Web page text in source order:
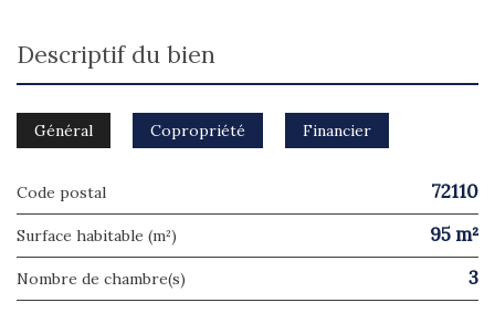
descriptif du bien
Général Copropriété Financier
Code postal 72110
Surface habitable (m²) 95 m²
Nombre de chambre(s) 3